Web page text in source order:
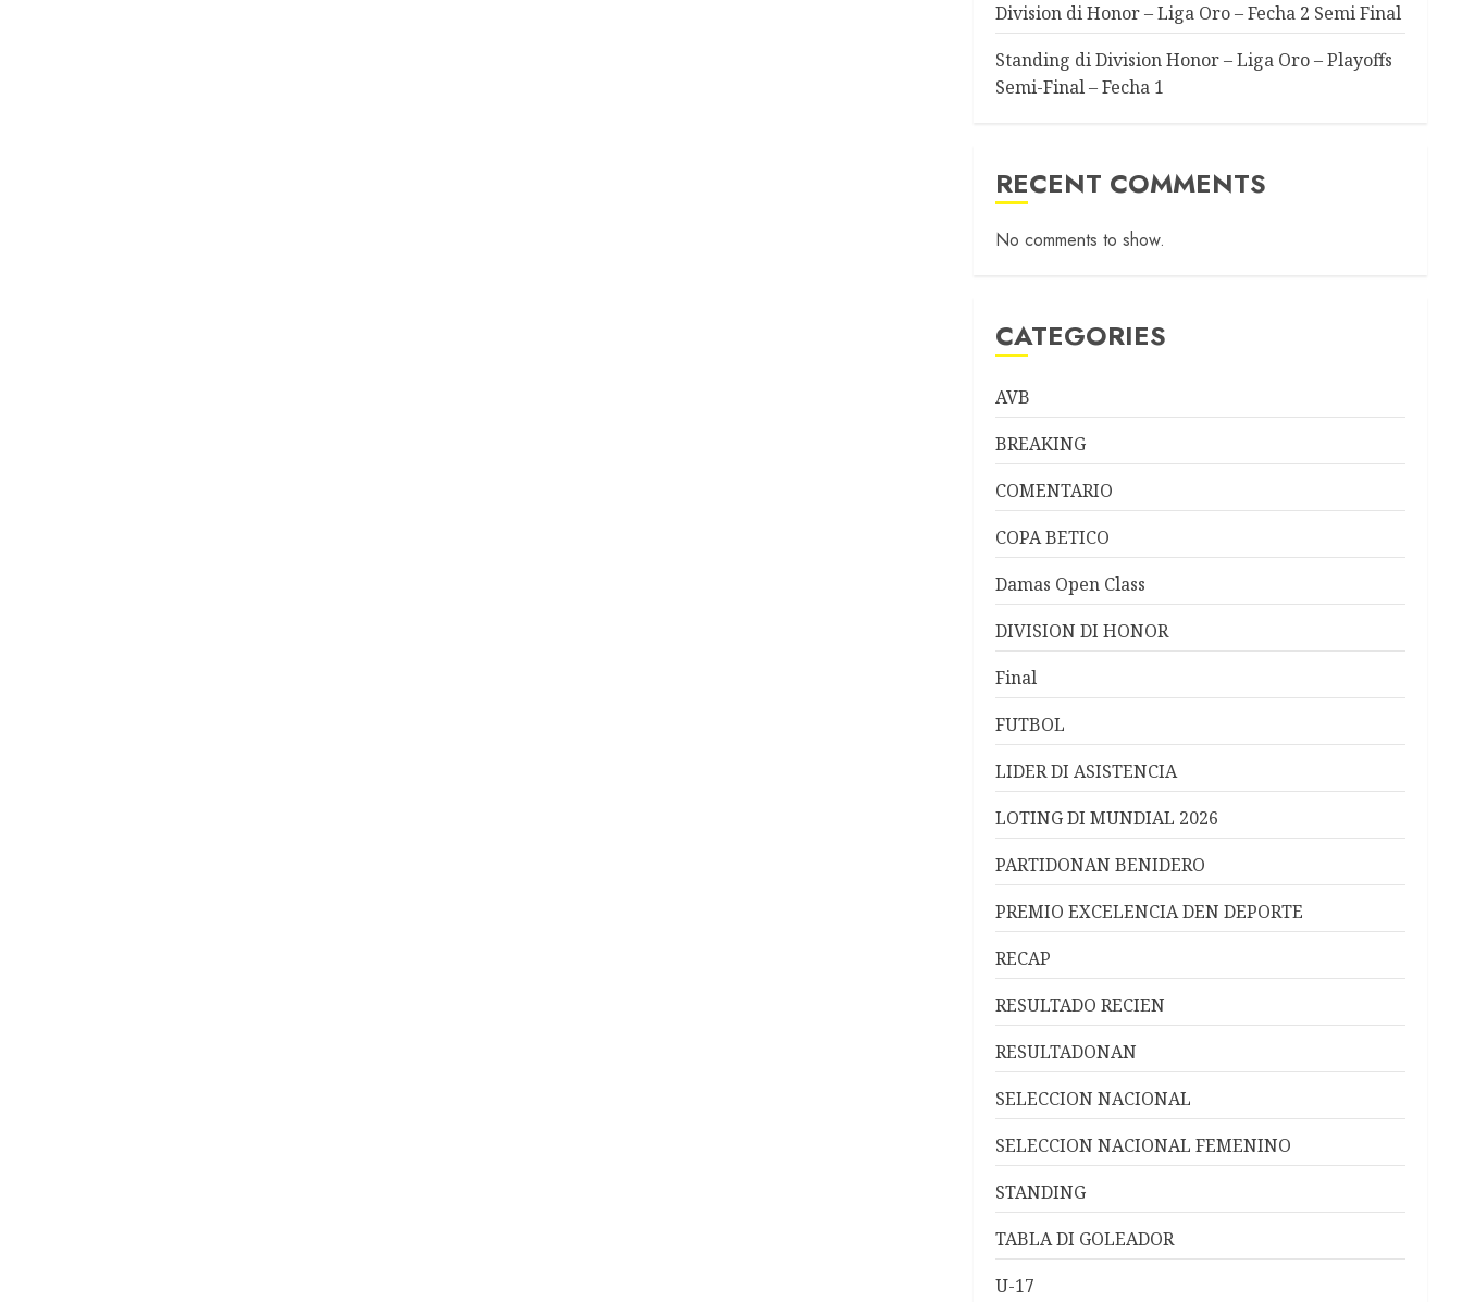
Division di Honor – Liga Oro – Fecha 2 Semi Final
Standing di Division Honor – Liga Oro – Playoffs
Semi-Final – Fecha 1
RECENT COMMENTS
No comments to show.
CATEGORIES
AVB
BREAKING
COMENTARIO
COPA BETICO
Damas Open Class
DIVISION DI HONOR
Final
FUTBOL
LIDER DI ASISTENCIA
LOTING DI MUNDIAL 2026
PARTIDONAN BENIDERO
PREMIO EXCELENCIA DEN DEPORTE
RECAP
RESULTADO RECIEN
RESULTADONAN
SELECCION NACIONAL
SELECCION NACIONAL FEMENINO
STANDING
TABLA DI GOLEADOR
U-17